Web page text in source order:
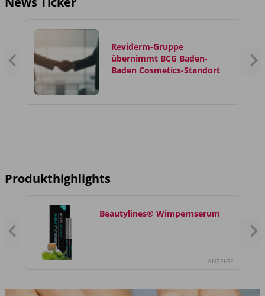
Reviderm-Gruppe
übernimmt BCG Baden-
Baden Cosmetics-Standort
Produkthighlights
ANZEIGE
Beautylines® Wimpernserum